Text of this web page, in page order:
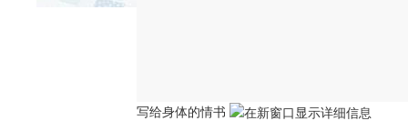
写给身体的情书